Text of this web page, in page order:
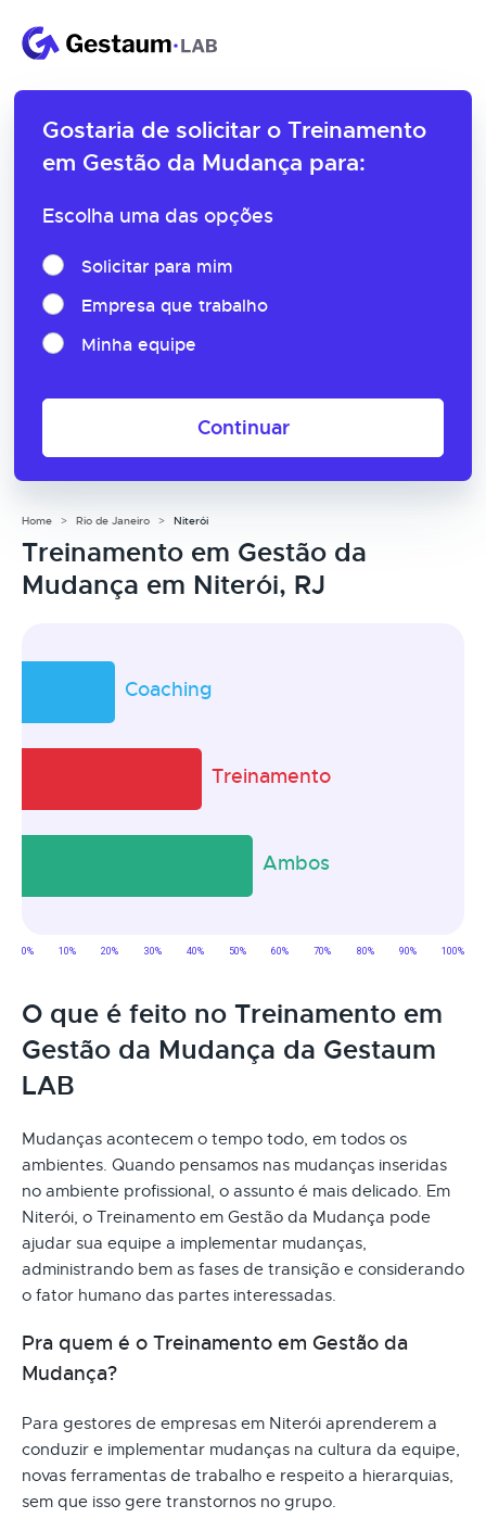
Gostaria de solicitar o Treinamento
em Gestão da Mudança para:
Escolha uma das opções
Solicitar para mim
Empresa que trabalho
Minha equipe
Continuar
Home Rio de Janeiro Niterói
Treinamento em Gestão da
Mudança em Niterói, RJ
O que é feito no Treinamento em
Gestão da Mudança da Gestaum
LAB
Mudanças acontecem o tempo todo, em todos os
ambientes. Quando pensamos nas mudanças inseridas
no ambiente profissional, o assunto é mais delicado. Em
Niterói, o Treinamento em Gestão da Mudança pode
ajudar sua equipe a implementar mudanças,
administrando bem as fases de transição e considerando
o fator humano das partes interessadas.
Pra quem é o Treinamento em Gestão da
Mudança?
Para gestores de empresas em Niterói aprenderem a
conduzir e implementar mudanças na cultura da equipe,
novas ferramentas de trabalho e respeito a hierarquias,
sem que isso gere transtornos no grupo.